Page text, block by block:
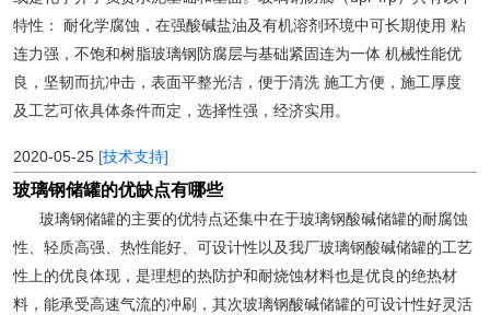
特性： 耐化学腐蚀，在强酸碱盐油及有机溶剂环境中可长期使用 粘
连力强，不饱和树脂玻璃钢防腐层与基础紧固连为一体 机械性能优
良，坚韧而抗冲击，表面平整光洁，便于清洗 施工方便，施工厚度
及工艺可依具体条件而定，选择性强，经济实用。
2020-05-25 [技术支持]
玻璃钢储罐的优缺点有哪些
玻璃钢储罐的主要的优特点还集中在于玻璃钢酸碱储罐的耐腐蚀
性、轻质高强、热性能好、可设计性以及我厂玻璃钢酸碱储罐的工艺
性上的优良体现，是理想的热防护和耐烧蚀材料也是优良的绝热材
料，能承受高速气流的冲刷，其次玻璃钢酸碱储罐的可设计性好灵活